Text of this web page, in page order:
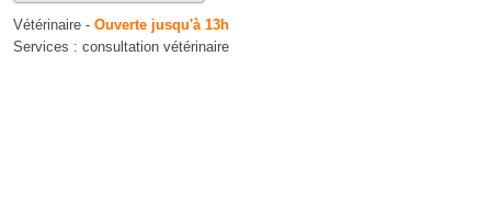
Vétérinaire - Ouverte jusqu'à 13h
Services : consultation vétérinaire